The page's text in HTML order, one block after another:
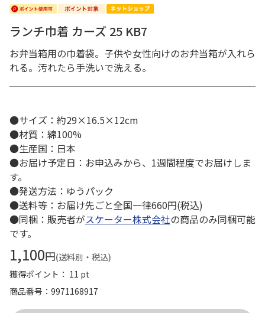
ランチ巾着 カーズ 25 KB7
お弁当箱用の巾着袋。子供や女性向けのお弁当箱が入れら
れる。汚れたら手洗いで洗える。
●サイズ：約29×16.5×12cm
●材質：綿100%
●生産国：日本
●お届け予定日：お申込みから、1週間程度でお届けしま
す。
●発送方法：ゆうパック
●送料等：お届け先ごと全国一律660円(税込)
●同梱：販売者がスケーター株式会社の商品のみ同梱可能
です。
1,100円(送料別・税込)
獲得ポイント： 11 pt
商品番号
9971168917